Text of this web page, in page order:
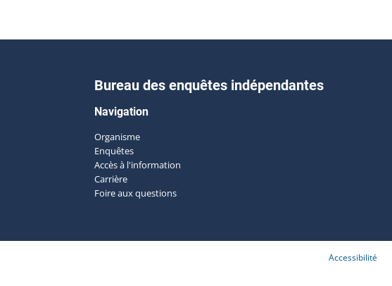
Bureau des enquêtes indépendantes
Navigation
Organisme
Enquêtes
Accès à l'information
Carrière
Foire aux questions
Accessibilité